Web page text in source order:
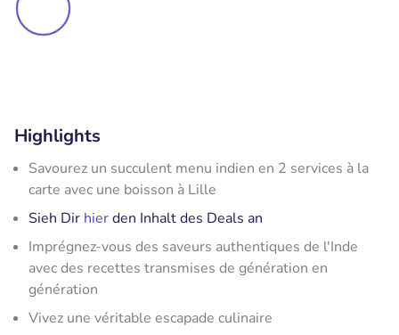
Highlights
Savourez un succulent menu indien en 2 services à la
carte avec une boisson à Lille
Sieh Dir hierden Inhalt des Deals an
Imprégnez-vous des saveurs authentiques de l'Inde
avec des recettes transmises de génération en
génération
Vivez une véritable escapade culinaire